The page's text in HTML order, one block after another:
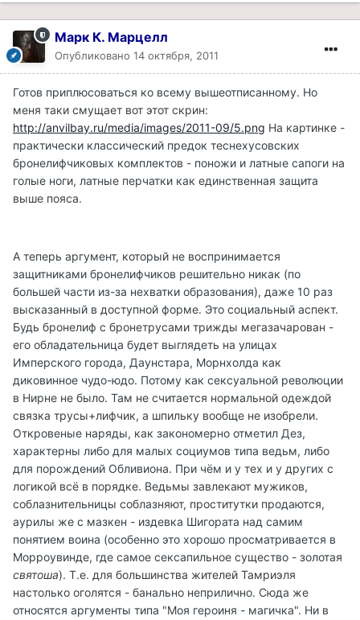
Марк К. Марцелл
Опубликовано 14 октября, 2011
Готов приплюсоваться ко всему вышеотписанному. Но
меня таки смущает вот этот скрин:
http://anvilbay.ru/media/images/2011-09/5.png На картинке -
практически классический предок теснехусовских
бронелифчиковых комплектов - поножи и латные сапоги на
голые ноги, латные перчатки как единственная защита
выше пояса.
А теперь аргумент, который не воспринимается
защитниками бронелифчиков решительно никак (по
большей части из-за нехватки образования), даже 10 раз
высказанный в доступной форме. Это социальный аспект.
Будь бронелиф с бронетрусами трижды мегазачарован -
его обладательница будет выглядеть на улицах
Имперского города, Даунстара, Морнхолда как
диковинное чудо-юдо. Потому как сексуальной революции
в Нирне не было. Там не считается нормальной одеждой
связка трусы+лифчик, а шпильку вообще не изобрели.
Откровеные наряды, как закономерно отметил Дез,
характерны либо для малых социумов типа ведьм, либо
для порождений Обливиона. При чём и у тех и у других с
логикой всё в порядке. Ведьмы завлекают мужиков,
соблазнительницы соблазняют, проститутки продаются,
аурилы же с мазкен - издевка Шигората над самим
понятием воина (особенно это хорошо просматривается в
Морроувинде, где самое сексапильное существо - золотая
святоша). Т.е. для большинства жителей Тамриэля
настолько оголятся - банально неприлично. Сюда же
относятся аргументы типа "Моя героиня - магичка". Ни в